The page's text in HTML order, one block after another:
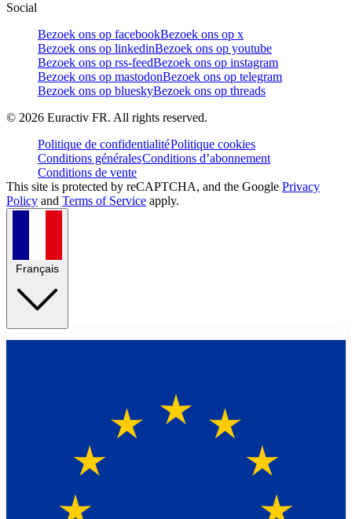
Social
Bezoek ons op facebookBezoek ons op x
Bezoek ons op linkedinBezoek ons op youtube
Bezoek ons op rss-feedBezoek ons op instagram
Bezoek ons op mastodonBezoek ons op telegram
Bezoek ons op blueskyBezoek ons op threads
© 2026 Euractiv FR. All rights reserved.
Politique de confidentialitéPolitique cookies
Conditions généralesConditions d’abonnement
Conditions de vente
This site is protected by reCAPTCHA, and the Google Privacy
Policy and Terms of Service apply.
Français